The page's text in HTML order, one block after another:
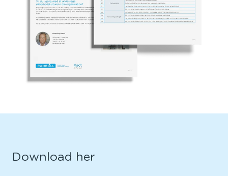
Download her